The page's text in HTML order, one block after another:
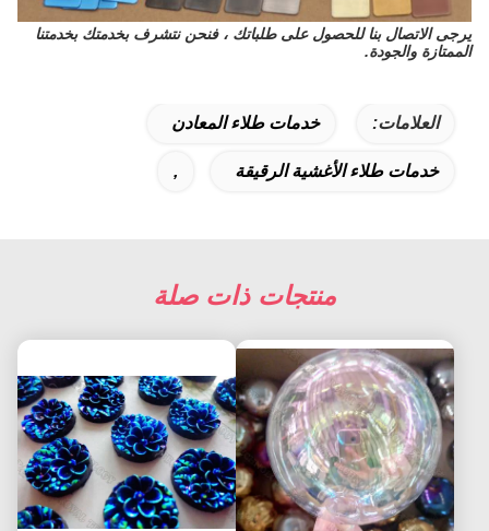
يرجى الاتصال بنا للحصول على طلباتك ، فنحن نتشرف بخدمتك بخدمتنا
الممتازة والجودة.
العلامات: خدمات طلاء المعادن
خدمات طلاء الأغشية الرقيقة
منتجات ذات صلة